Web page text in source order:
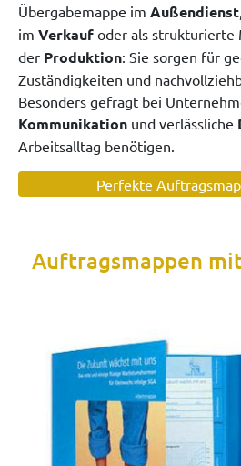
Übergabemappe im Außendienst
im Verkauf oder als strukturierte
der Produktion: Sie sorgen für
Zuständigkeiten und
Besonders gefragt bei
Kommunikation und verlässliche
Arbeitsalltag benötigen.
Perfekte
Auftragsmappen